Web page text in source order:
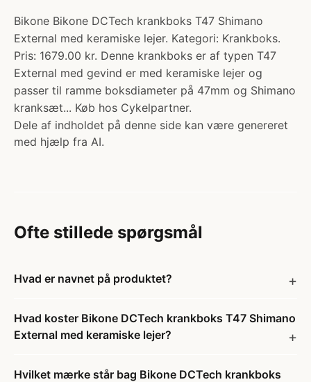
Bikone Bikone DCTech krankboks T47 Shimano
External med keramiske lejer. Kategori: Krankboks.
Pris: 1679.00 kr. Denne krankboks er af typen T47
External med gevind er med keramiske lejer og
passer til ramme boksdiameter på 47mm og Shimano
kranksæt... Køb hos Cykelpartner.
Dele af indholdet på denne side kan være genereret
med hjælp fra AI.
Ofte stillede spørgsmål
Hvad er navnet på produktet?
Hvad koster Bikone DCTech krankboks T47 Shimano
External med keramiske lejer?
Hvilket mærke står bag Bikone DCTech krankboks